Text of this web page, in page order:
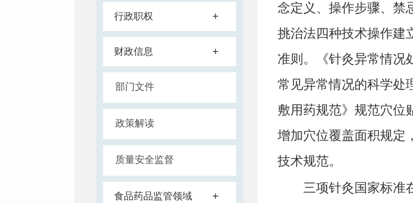
行政职权 +
财政信息 +
部门文件
政策解读
质量安全监督
食品药品监管领域 +
念定义、操作步骤、禁
挑治法四种技术操作建
准则。《针灸异常情况
常见异常情况的科学处
敷用药规范》规范穴位
增加穴位覆盖面积规定
技术规范。
三项针灸国家标准